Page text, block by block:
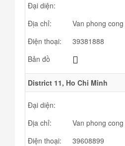
Đại diện:
Địa chỉ:
Van phong
Điện thoại:
39381888
Bản đồ
District 11, Ho Chi Minh
Đại diện:
Địa chỉ:
Van phong
Điện thoại:
39608899